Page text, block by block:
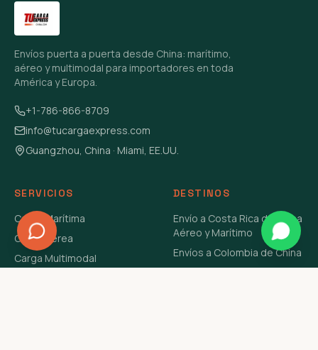
Envíos puerta a puerta desde China: marítimo,
aéreo y multimodal para importadores en toda
América y Europa.
+1-786-866-8709
info@tucargaexpress.com
Guangzhou, China · Miami, EE.UU.
SERVICIOS
Carga Marítima
Carga Aérea
Carga Multimodal
DESTINOS
Envío a Costa Rica de China
Aéreo y Marítimo
Envíos a Colombia de China